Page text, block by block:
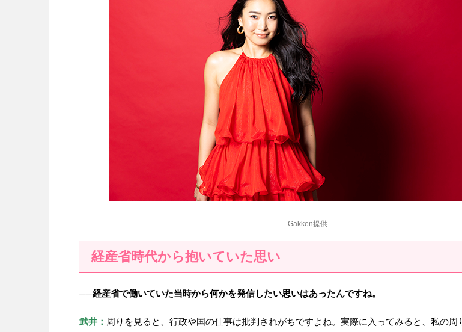
Gakken提供
経産省時代から抱いていた思い
──経産省で働いていた当時から何かを発信したい思いはあったんですね。
武井： 周りを見ると、行政や国の仕事は批判されがちですよね。実際に入ってみると、私の周